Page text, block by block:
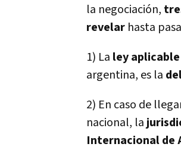
la negociación,
revelar hasta
1) La ley
argentina, es la
2) En caso de
nacional, la
Internacional de